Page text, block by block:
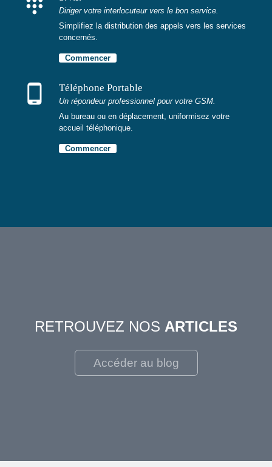
Diriger votre interlocuteur vers le bon service.
Simplifiez la distribution des appels vers les services
concernés.
Commencer
phone_android Téléphone Portable
Un répondeur professionnel pour votre GSM.
Au bureau ou en déplacement, uniformisez votre
accueil téléphonique.
Commencer
RETROUVEZ NOS ARTICLES
Accéder au blog